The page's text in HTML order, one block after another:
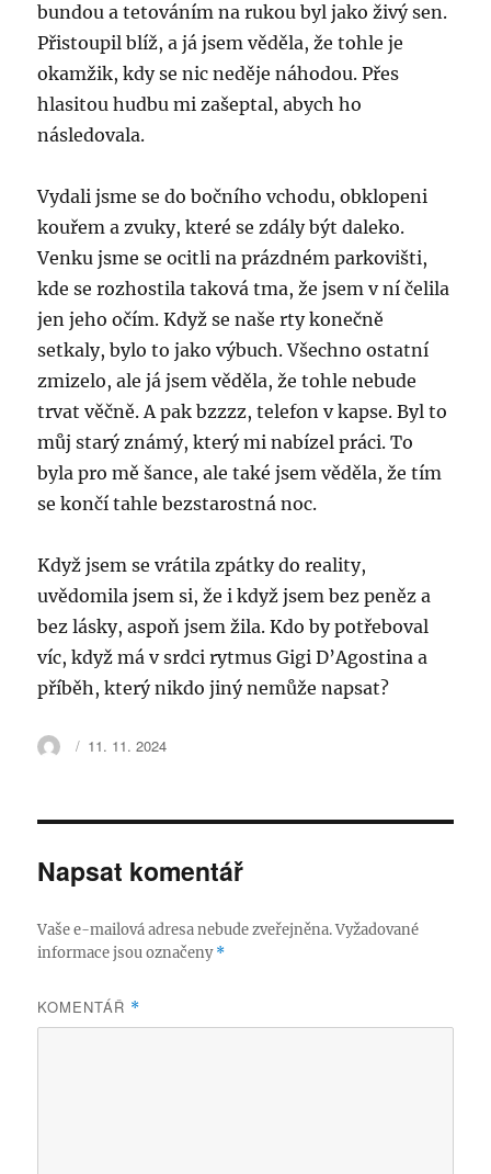
bundou a tetováním na rukou byl jako živý sen.
Přistoupil blíž, a já jsem věděla, že tohle je
okamžik, kdy se nic neděje náhodou. Přes
hlasitou hudbu mi zašeptal, abych ho
následovala.
Vydali jsme se do bočního vchodu, obklopeni
kouřem a zvuky, které se zdály být daleko.
Venku jsme se ocitli na prázdném parkovišti,
kde se rozhostila taková tma, že jsem v ní čelila
jen jeho očím. Když se naše rty konečně
setkaly, bylo to jako výbuch. Všechno ostatní
zmizelo, ale já jsem věděla, že tohle nebude
trvat věčně. A pak bzzzz, telefon v kapse. Byl to
můj starý známý, který mi nabízel práci. To
byla pro mě šance, ale také jsem věděla, že tím
se končí tahle bezstarostná noc.
Když jsem se vrátila zpátky do reality,
uvědomila jsem si, že i když jsem bez peněz a
bez lásky, aspoň jsem žila. Kdo by potřeboval
víc, když má v srdci rytmus Gigi D’Agostina a
příběh, který nikdo jiný nemůže napsat?
Autor:Publikováno:
11. 11. 2024
Napsat komentář
Vaše e-mailová adresa nebude zveřejněna. Vyžadované
informace jsou označeny*
KOMENTÁŘ *